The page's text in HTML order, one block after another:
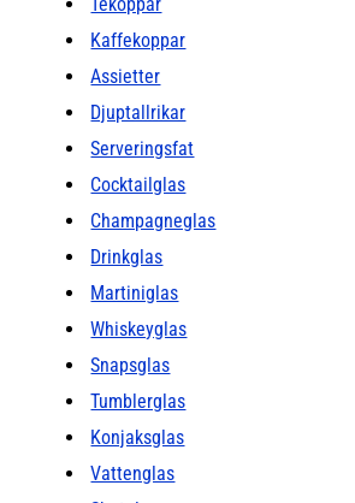
Kaffekoppar
Assietter
Djuptallrikar
Serveringsfat
Cocktailglas
Champagneglas
Drinkglas
Martiniglas
Whiskeyglas
Snapsglas
Tumblerglas
Konjaksglas
Vattenglas